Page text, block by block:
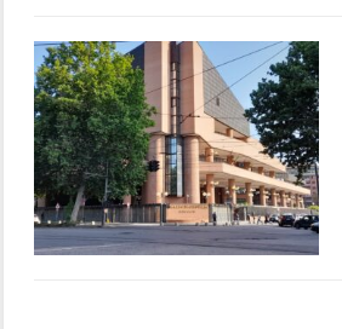
[ 9 Agosto 2026 ]
lo fa arrestare